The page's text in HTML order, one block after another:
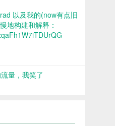
以及我的(now有点旧
地构建和解释：
量，我笑了